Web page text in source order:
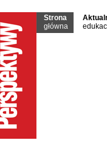
Strona
główna